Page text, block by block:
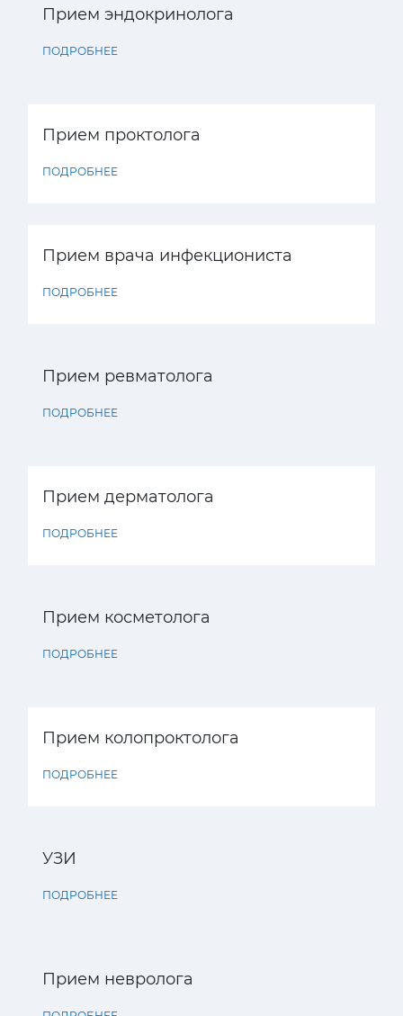
Прием эндокринолога
ПОДРОБНЕЕ
Прием проктолога
ПОДРОБНЕЕ
Прием врача инфекциониста
ПОДРОБНЕЕ
Прием ревматолога
ПОДРОБНЕЕ
Прием дерматолога
ПОДРОБНЕЕ
Прием косметолога
ПОДРОБНЕЕ
Прием колопроктолога
ПОДРОБНЕЕ
УЗИ
ПОДРОБНЕЕ
Прием невролога